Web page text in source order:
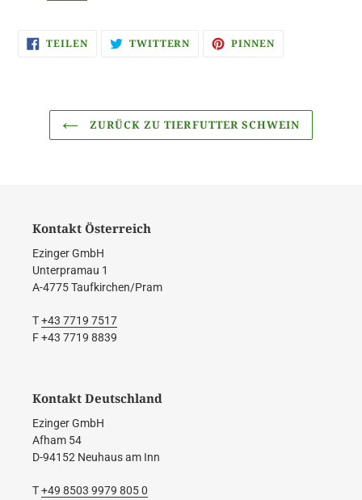
TEILENAUF
FACEBOOK
TWITTERNAUF
TWITTER
PINNENAUF
ZURÜCK ZU TIERFUTTER SCHWEIN
Kontakt Österreich
Ezinger GmbH
Unterpramau 1
A-4775 Taufkirchen/Pram
T+43 7719 7517
F +43 7719 8839
Kontakt Deutschland
Ezinger GmbH
Afham 54
D-94152 Neuhaus am Inn
T+49 8503 9979 805 0